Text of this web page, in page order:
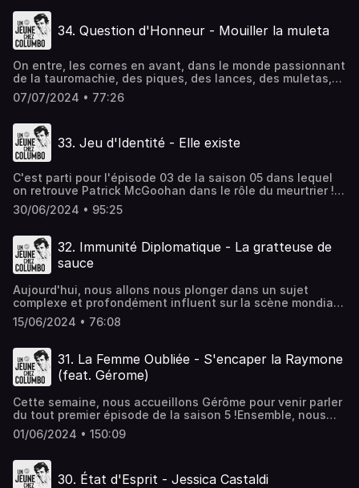
resterons pas là ! On parlera aussi saltos, portes secrètes,
bouteilles en sucre, GTA, Minecraft, les labos de meth et
bien d'autres sujets, avant de disparaître...Hébergé par
plus d'informations.
34. Question d'Honneur - Mouiller la muleta
On entre, les cornes en avant, dans le monde passionnant
de la tauromachie, des piques, des lances, des muletas,
de Miguel et des vaches courageuses ! Au-delà de ça, on
parle également de Zorro, des déguisements, de politique,
dialectes français. Mais surtout, on se posera la question
suivante : Frank ou pas Frank ?Hébergé par Ausha. Visitez
ausha.co/politique-de-confidentialite pour plus
07/07/2024 • 77:26
33. Jeu d'Identité - Elle existe
C'est parti pour l'épisode 03 de la saison 05 dans lequel
on retrouve Patrick McGoohan dans le rôle du meurtrier !
Mais au-delà de ça, y a pas mal de surprises : y a des
chansons, des phrases en latin, des machines à écrire,
et bien sûr, une analyse parfaitement minutieuse du
contenu de l'épisode !Hébergé par Ausha. Visitez
ausha.co/politique-de-confidentialite pour plus
30/06/2024 • 95:25
32. Immunité Diplomatique - La gratteuse de
sauce
Aujourd'hui, nous allons nous plonger dans un sujet
complexe et profondément influent sur la scène mondiale
: le conflit entre les États-Unis et le Moyen-Orient. Ce
sujet, à la fois historique et contemporain, est marqué par
culturels. Nous allons explorer les origines de ce conflit
et.... Non, on déconne bien sûr, on va juste comparer les
personnages à Francis Cabrel et parler de gourdins. Ca
Ausha. Visitez ausha.co/politique-de-confidentialite pour
plus d'informations.
15/06/2024 • 76:08
31. La Femme Oubliée - S'encaper la Raymone
(feat. Gérome)
Cette semaine, nous accueillons Gérôme pour venir parler
du tout premier épisode de la saison 5 !Ensemble, nous
parlerons comédies musicales, verres de lait, bouteilles de
champagnes, rouflaquettes angulaires, plan-séquences
oubliées...Hébergé par Ausha. Visitez ausha.co/politique-
de-confidentialite pour plus d'informations.
01/06/2024 • 150:09
30. État d'Esprit - Jessica Castaldi